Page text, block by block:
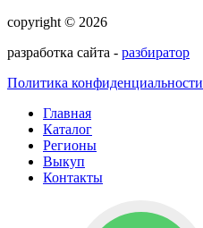
copyright © 2026
разработка сайта - разбиратор
Политика конфиденциальности
Главная
Каталог
Регионы
Выкуп
Контакты